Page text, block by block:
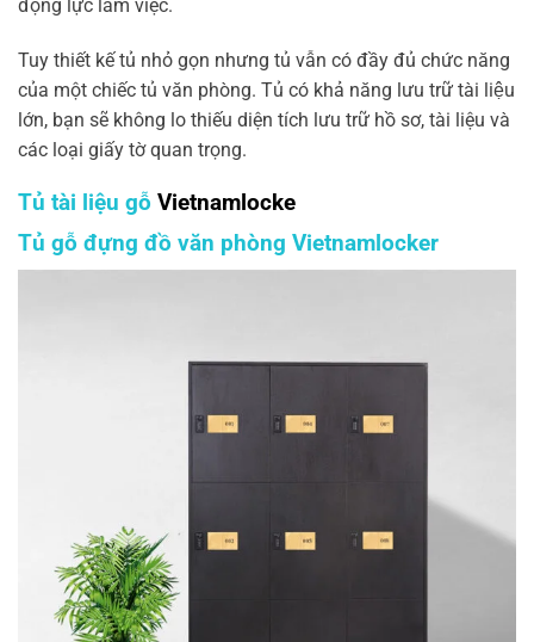
động lực làm việc.
Tuy thiết kế tủ nhỏ gọn nhưng tủ vẫn có đầy đủ chức năng
của một chiếc tủ văn phòng. Tủ có khả năng lưu trữ tài liệu
lớn, bạn sẽ không lo thiếu diện tích lưu trữ hồ sơ, tài liệu và
các loại giấy tờ quan trọng.
Tủ tài liệu gỗ Vietnamlocke
Tủ gỗ đựng đồ văn phòng Vietnamlocker